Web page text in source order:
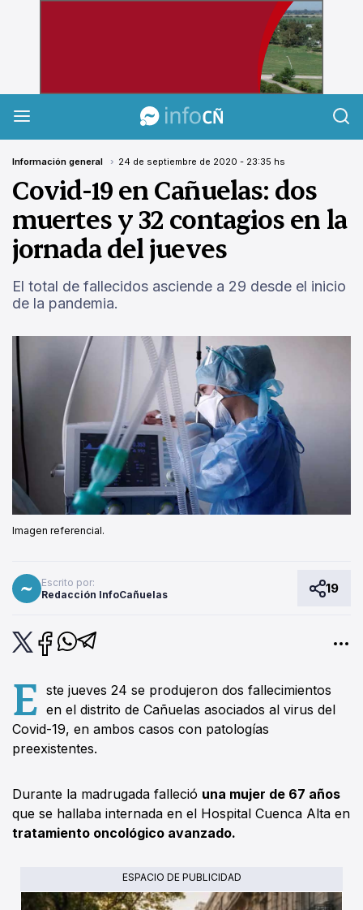
Información general 24 de septiembre de 2020 - 23:35 hs
Covid-19 en Cañuelas: dos
muertes y 32 contagios en la
jornada del jueves
El total de fallecidos asciende a 29 desde el inicio
de la pandemia.
Imagen referencial.
Escrito por:
Redacción InfoCañuelas
19
E ste jueves 24 se produjeron dos fallecimientos
en el distrito de Cañuelas asociados al virus del
Covid-19, en ambos casos con patologías
preexistentes.
Durante la madrugada falleció una mujer de 67 años
que se hallaba internada en el Hospital Cuenca Alta en
tratamiento oncológico avanzado.
ESPACIO DE PUBLICIDAD